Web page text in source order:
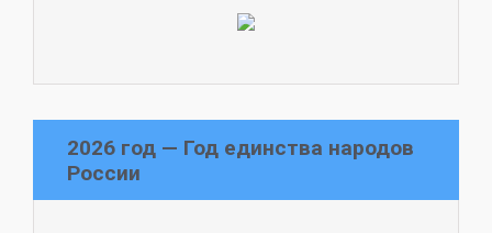
2026 год — Год единства народов
России